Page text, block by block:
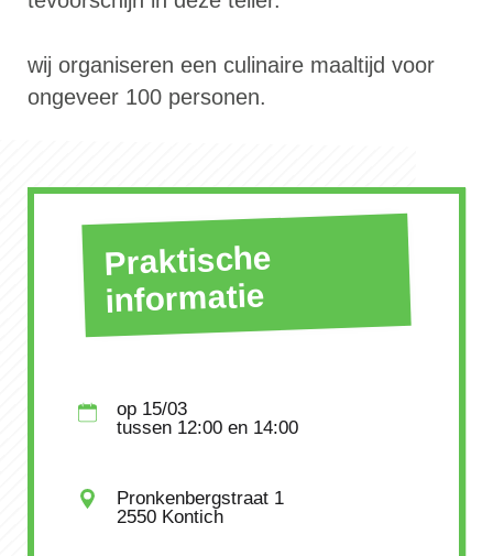
wij organiseren een culinaire maaltijd voor
ongeveer 100 personen.
Praktische
informatie
op 15/03
tussen 12:00en 14:00
Pronkenbergstraat 1
2550 Kontich